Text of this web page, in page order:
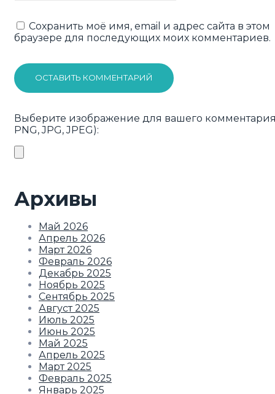
Сохранить моё имя, email и адрес сайта в этом
браузере для последующих моих комментариев.
ОСТАВИТЬ КОММЕНТАРИЙ
Выберите изображение для вашего комментария
PNG, JPG, JPEG):
Архивы
Май 2026
Апрель 2026
Март 2026
Февраль 2026
Декабрь 2025
Ноябрь 2025
Сентябрь 2025
Август 2025
Июль 2025
Июнь 2025
Май 2025
Апрель 2025
Март 2025
Февраль 2025
Январь 2025